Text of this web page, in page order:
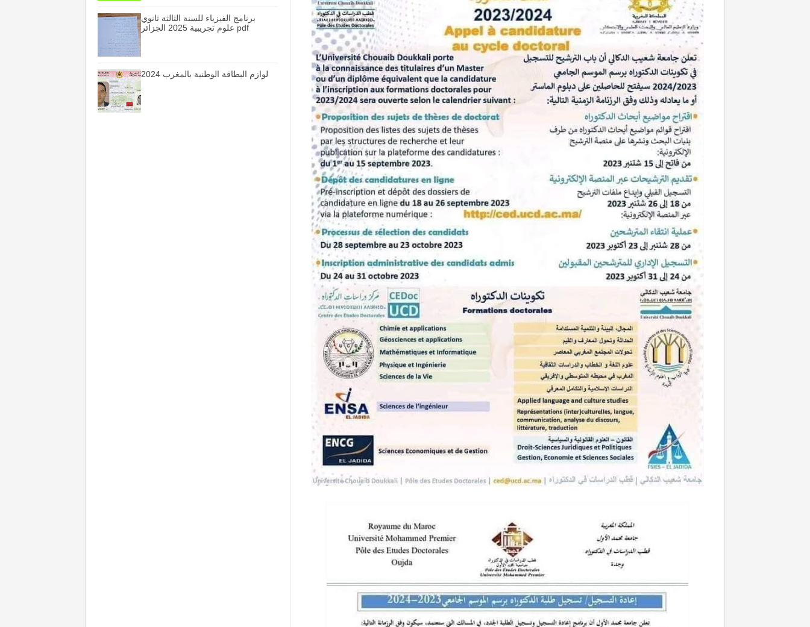
برنامج الفيزياء للسنة الثالثة ثانوي
علوم تجريبية 2025 الجزائر pdf
لوازم البطاقة الوطنية بالمغرب 2024